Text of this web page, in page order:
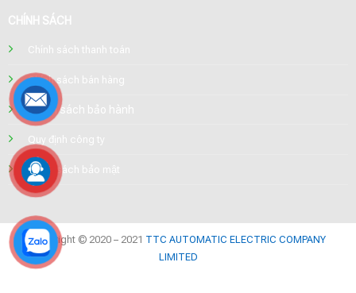
CHÍNH SÁCH
Chính sách thanh toán
Chính sách bán hàng
Chính sách bảo hành
Quy định công ty
Chính sách bảo mật
Copyright © 2020 – 2021 TTC AUTOMATIC ELECTRIC COMPANY
LIMITED